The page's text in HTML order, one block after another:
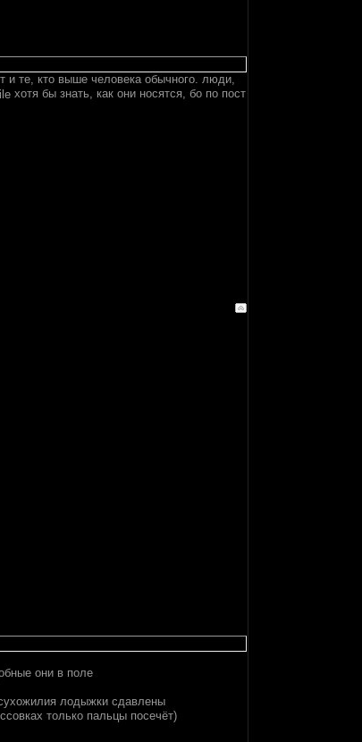
и те, кто выше человека обычного. люди,
хотя бы знать, как они носятся, бо по пост
они в поле
лодыжки сдавлены
только пальцы посечёт)